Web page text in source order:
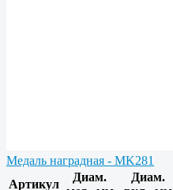
Медаль наградная - MK281
Артикул
Диам.
Диам.